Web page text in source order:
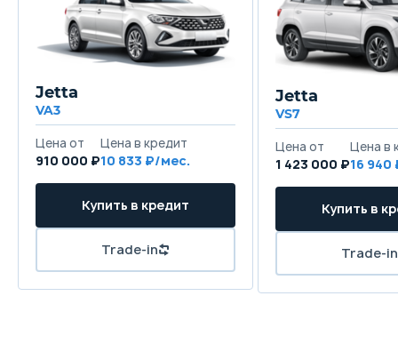
Jetta
VA3
Цена от
910 000 ₽
Цена в кредит
10 833 ₽/мес.
Купить в кредит
Trade-in
Jetta
VS7
Цена от
1 423 000 ₽
Цена в
16
Купить в
Trade-in